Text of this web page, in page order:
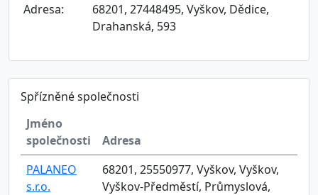
Adresa:
68201, 27448495, Vyškov, Dědice,
Drahanská, 593
Spřízněné společnosti
Jméno
společnosti
Adresa
PALANEO
s.r.o.
68201, 25550977, Vyškov, Vyškov,
Vyškov-Předměstí, Průmyslová,